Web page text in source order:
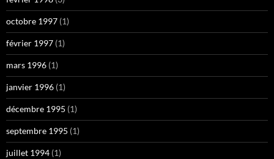
octobre 1997 (1)
février 1997 (1)
mars 1996 (1)
janvier 1996 (1)
décembre 1995 (1)
septembre 1995 (1)
juillet 1994 (1)